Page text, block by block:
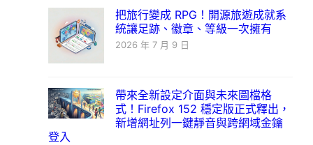
把旅行變成 RPG！開源旅遊成就系
統讓足跡、徽章、等級一次擁有
2026 年 7 月 9 日
帶來全新設定介面與未來圖檔格
式！Firefox 152 穩定版正式釋出，
新增網址列一鍵靜音與跨網域金鑰
登入